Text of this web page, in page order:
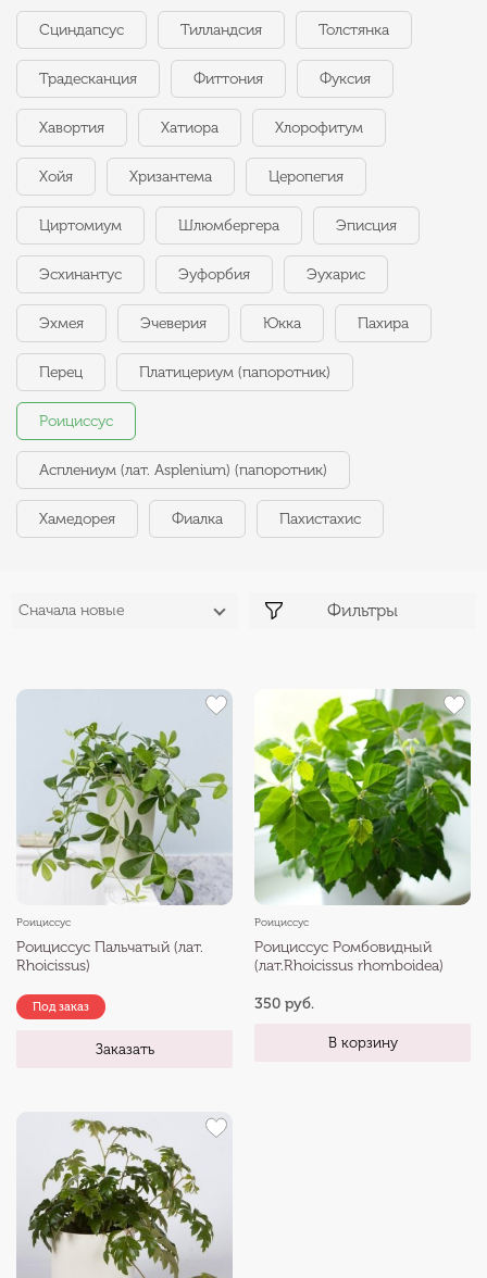
Сциндапсус Тилландсия Толстянка
Традесканция Фиттония Фуксия
Хавортия Хатиора Хлорофитум
Хойя Хризантема Церопегия
Циртомиум Шлюмбергера Эписция
Эсхинантус Эуфорбия Эухарис
Эхмея Эчеверия Юкка Пахира
Перец Платицериум (папоротник)
Роициссус
Асплениум (лат. Asplenium) (папоротник)
Хамедорея Фиалка Пахистахис
Сначала новые Фильтры
Роициссус
Роициссус Пальчатый (лат.
Rhoicissus)
Под заказ
Заказать
Роициссус
Роициссус Ромбовидный
(лат.Rhoicissus rhomboidea)
350 руб.
В корзину